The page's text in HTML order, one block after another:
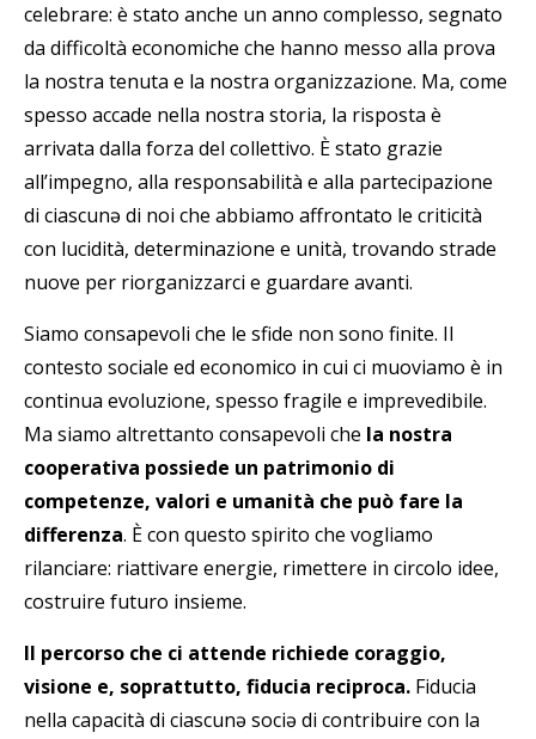
celebrare: è stato anche un anno complesso, segnato
da difficoltà economiche che hanno messo alla prova
la nostra tenuta e la nostra organizzazione. Ma, come
spesso accade nella nostra storia, la risposta è
arrivata dalla forza del collettivo. È stato grazie
all’impegno, alla responsabilità e alla partecipazione
di ciascunə di noi che abbiamo affrontato le criticità
con lucidità, determinazione e unità, trovando strade
nuove per riorganizzarci e guardare avanti.
Siamo consapevoli che le sfide non sono finite. Il
contesto sociale ed economico in cui ci muoviamo è in
continua evoluzione, spesso fragile e imprevedibile.
Ma siamo altrettanto consapevoli che la nostra
cooperativa possiede un patrimonio di
competenze, valori e umanità che può fare la
differenza. È con questo spirito che vogliamo
rilanciare: riattivare energie, rimettere in circolo idee,
costruire futuro insieme.
Il percorso che ci attende richiede coraggio,
visione e, soprattutto, fiducia reciproca. Fiducia
nella capacità di ciascunə sociə di contribuire con la